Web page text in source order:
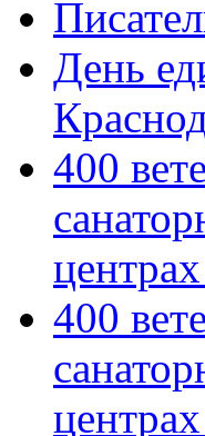
День
400
400